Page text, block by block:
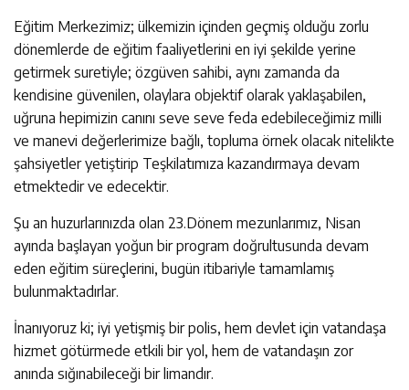
Eğitim Merkezimiz; ülkemizin içinden geçmiş olduğu zorlu
dönemlerde de eğitim faaliyetlerini en iyi şekilde yerine
getirmek suretiyle; özgüven sahibi, aynı zamanda da
kendisine güvenilen, olaylara objektif olarak yaklaşabilen,
uğruna hepimizin canını seve seve feda edebileceğimiz milli
ve manevi değerlerimize bağlı, topluma örnek olacak nitelikte
şahsiyetler yetiştirip Teşkilatımıza kazandırmaya devam
etmektedir ve edecektir.
Şu an huzurlarınızda olan 23.Dönem mezunlarımız, Nisan
ayında başlayan yoğun bir program doğrultusunda devam
eden eğitim süreçlerini, bugün itibariyle tamamlamış
bulunmaktadırlar.
İnanıyoruz ki; iyi yetişmiş bir polis, hem devlet için vatandaşa
hizmet götürmede etkili bir yol, hem de vatandaşın zor
anında sığınabileceği bir limandır.